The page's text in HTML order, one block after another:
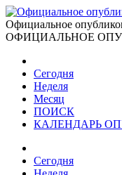
Официальное
ОФИЦИАЛЬНОЕ
Сегодня
Неделя
Месяц
ПОИСК
КАЛЕНДАРЬ
Сегодня